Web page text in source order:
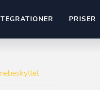
PRISER